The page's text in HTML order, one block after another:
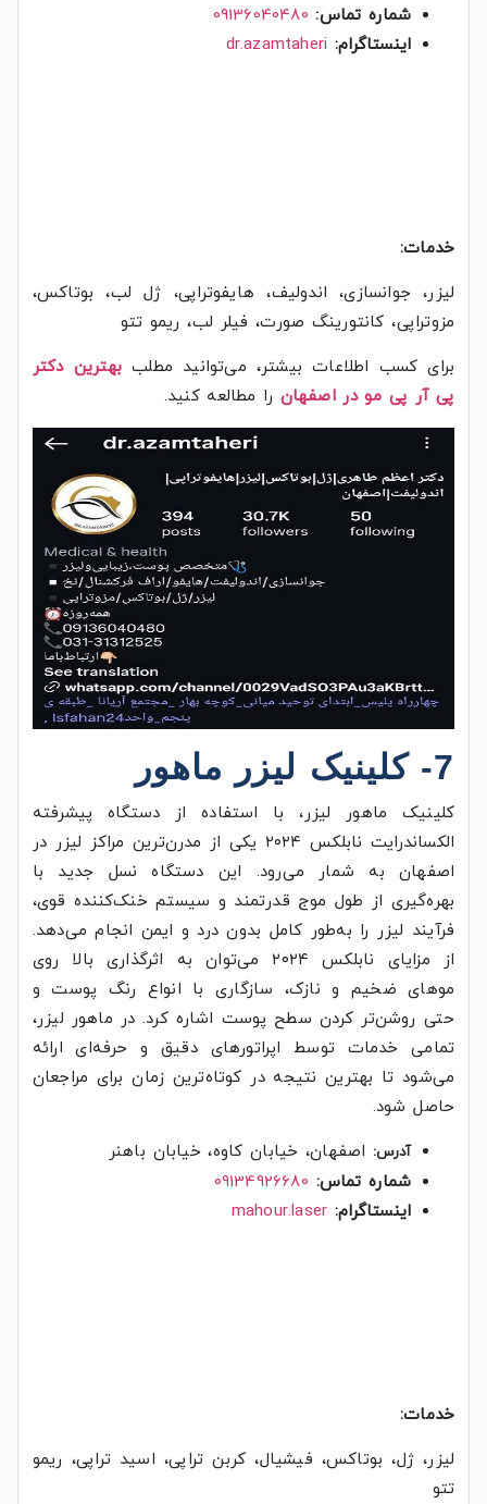
شماره تماس: 09136040480
اینستاگرام: dr.azamtaheri
خدمات:
لیزر، جوانسازی، اندولیف، هایفوتراپی، ژل لب، بوتاکس،
مزوتراپی، کانتورینگ صورت، فیلر لب، ریمو تتو
برای کسب اطلاعات بیشتر، می‌توانید مطلببهترین دکتر
پی آر پی مو در اصفهان را مطالعه کنید.
7- کلینیک لیزر ماهور
کلینیک ماهور لیزر، با استفاده از دستگاه پیشرفته
الکساندرایت نابلکس ۲۰۲۴ یکی از مدرن‌ترین مراکز لیزر در
اصفهان به شمار می‌رود. این دستگاه نسل جدید با
بهره‌گیری از طول موج قدرتمند و سیستم خنک‌کننده قوی،
فرآیند لیزر را به‌طور کامل بدون درد و ایمن انجام می‌دهد.
از مزایای نابلکس ۲۰۲۴ می‌توان به اثرگذاری بالا روی
موهای ضخیم و نازک، سازگاری با انواع رنگ پوست و
حتی روشن‌تر کردن سطح پوست اشاره کرد. در ماهور لیزر،
تمامی خدمات توسط اپراتورهای دقیق و حرفه‌ای ارائه
می‌شود تا بهترین نتیجه در کوتاه‌ترین زمان برای مراجعان
حاصل شود.
آدرس: اصفهان، خیابان کاوه، خیابان باهنر
شماره تماس:
اینستاگرام: mahour.laser
خدمات:
لیزر، ژل، بوتاکس، فیشیال، کربن تراپی، اسید تراپی، ریمو
تتو